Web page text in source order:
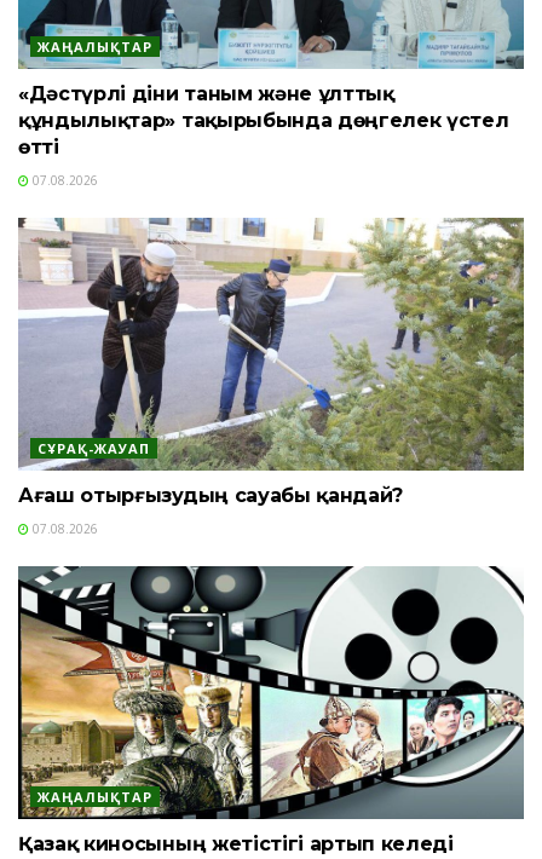
ЖАҢАЛЫҚТАР
«Дәстүрлі діни таным және ұлттық
құндылықтар» тақырыбында дөңгелек үстел
өтті
07.08.2026
СҰРАҚ-ЖАУАП
Ағаш отырғызудың сауабы қандай?
07.08.2026
ЖАҢАЛЫҚТАР
Қазақ киносының жетістігі артып келеді